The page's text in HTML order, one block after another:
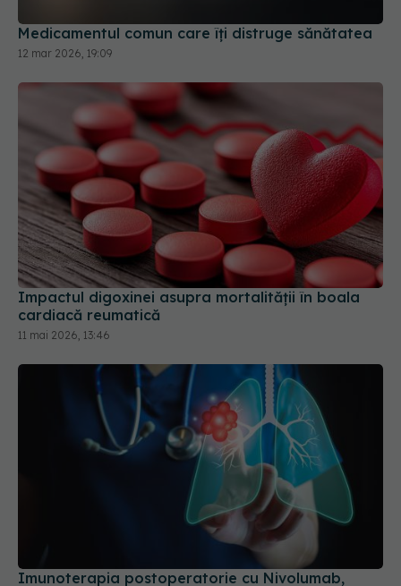
Impactul digoxinei asupra mortalității în boala
cardiacă reumatică
11 mai 2026, 13:46
Imunoterapia postoperatorie cu Nivolumab,
ineficientă în cancerul pumonar